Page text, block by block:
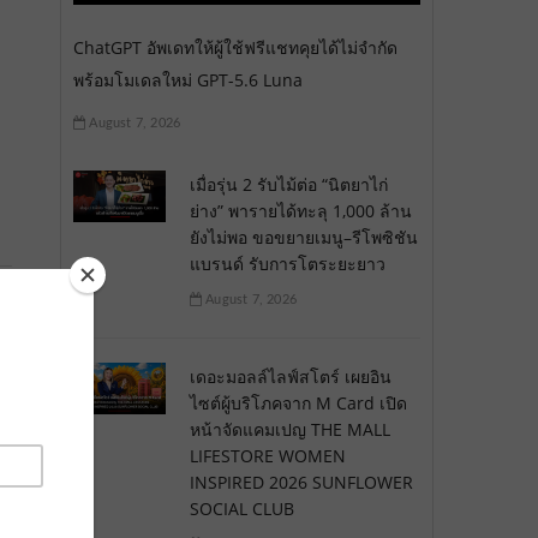
ChatGPT อัพเดทให้ผู้ใช้ฟรีแชทคุยได้ไม่จำกัด
พร้อมโมเดลใหม่ GPT-5.6 Luna
August 7, 2026
เมื่อรุ่น 2 รับไม้ต่อ “นิตยาไก่
ย่าง” พารายได้ทะลุ 1,000 ล้าน
ยังไม่พอ ขอขยายเมนู–รีโพซิชัน
แบรนด์ รับการโตระยะยาว
August 7, 2026
เดอะมอลล์ไลฟ์สโตร์ เผยอิน
ไซต์ผู้บริโภคจาก M Card เปิด
หน้าจัดแคมเปญ THE MALL
LIFESTORE WOMEN
INSPIRED 2026 SUNFLOWER
SOCIAL CLUB